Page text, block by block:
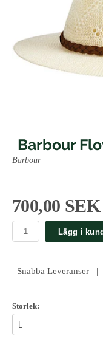
Barbour
Barbour
700,00 SEK
Lägg i
Snabba Leveranser
Storlek: